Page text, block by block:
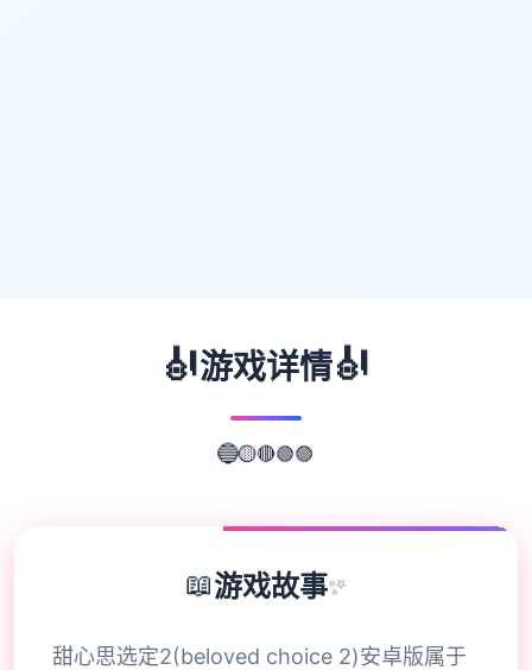
🎻游戏详情🎻
🔵🟡🔴🟢🟣
📖游戏故事✨
甜心思选定2(beloved choice 2)安卓版属于